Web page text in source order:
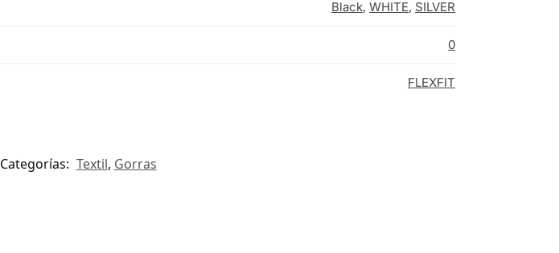
Black, WHITE, SILVER
0
FLEXFIT
Categorías: Textil, Gorras